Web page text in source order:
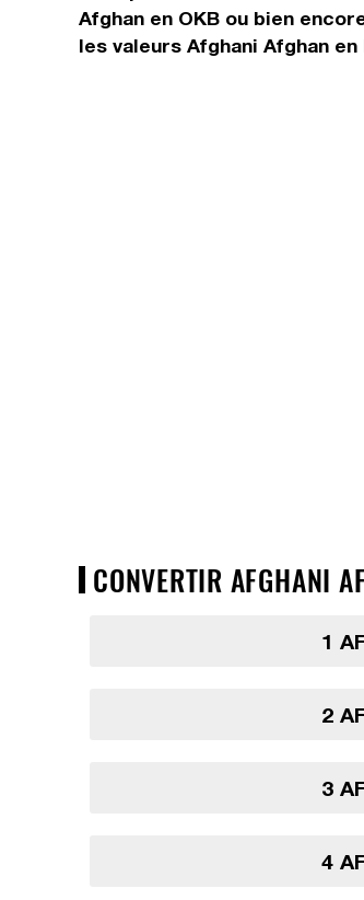
Afghan en OKB ou bien
les valeurs Afghani Afghan
CONVERTIR AFGHANI
1
2
3
4